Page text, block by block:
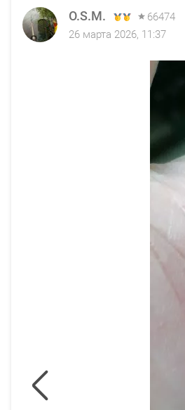
O.S.M. 66474
26 марта 2026, 11:37